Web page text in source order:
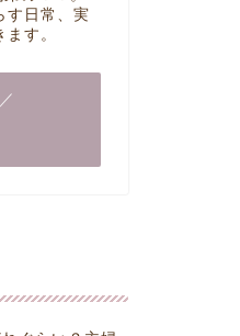
す日常、実
す。